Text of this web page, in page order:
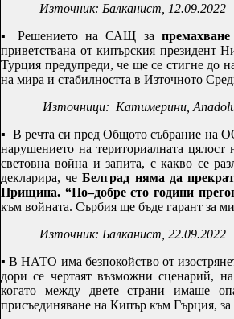
Източник: Балканист, 12.09.2022
▪ Решението на САЩ за
приветствана от кипърския президент
Турция предупреди, че ще се стигне до
на мира и стабилността в Източното
Източници: Катимерини,
▪ В речта си пред Общото събрание на
нарушението на териториалната
световна война и запита, с какво се
декларира, чеБелград няма да
Прищина. “По–добре сто години
към войната. Сърбия ще бъде гарант за
Източник: Балканист, 22.09.2022
▪ В НАТО има безпокойство от
дори се чертаят възможни сценарий,
когато между двете страни имаше
присъединяване на Кипър към Гърция,